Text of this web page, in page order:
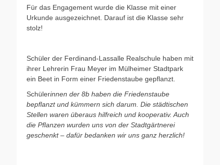
Für das Engagement wurde die Klasse mit einer
Urkunde ausgezeichnet. Darauf ist die Klasse sehr
stolz!
Schüler der Ferdinand-Lassalle Realschule haben mit
ihrer Lehrerin Frau Meyer im Mülheimer Stadtpark
ein Beet in Form einer Friedenstaube gepflanzt.
Schülerinnen der 8b haben die Friedenstaube
bepflanzt und kümmern sich darum. Die städtischen
Stellen waren überaus hilfreich und kooperativ. Auch
die Pflanzen wurden uns von der Stadtgärtnerei
geschenkt – dafür bedanken wir uns ganz herzlich!